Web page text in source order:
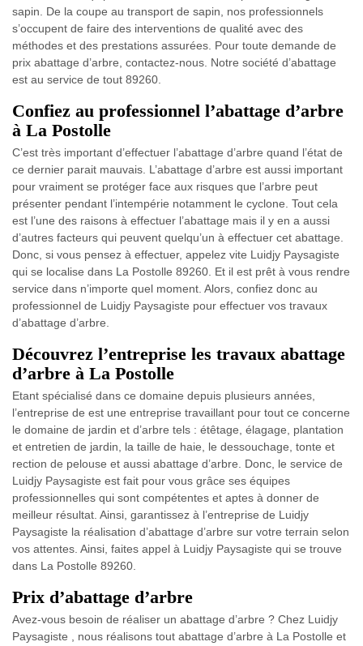
sapin. De la coupe au transport de sapin, nos professionnels
s’occupent de faire des interventions de qualité avec des
méthodes et des prestations assurées. Pour toute demande de
prix abattage d’arbre, contactez-nous. Notre société d’abattage
est au service de tout 89260.
Confiez au professionnel l’abattage d’arbre
à La Postolle
C’est très important d’effectuer l’abattage d’arbre quand l’état de
ce dernier parait mauvais. L’abattage d’arbre est aussi important
pour vraiment se protéger face aux risques que l’arbre peut
présenter pendant l’intempérie notamment le cyclone. Tout cela
est l’une des raisons à effectuer l’abattage mais il y en a aussi
d’autres facteurs qui peuvent quelqu’un à effectuer cet abattage.
Donc, si vous pensez à effectuer, appelez vite Luidjy Paysagiste
qui se localise dans La Postolle 89260. Et il est prêt à vous rendre
service dans n’importe quel moment. Alors, confiez donc au
professionnel de Luidjy Paysagiste pour effectuer vos travaux
d’abattage d’arbre.
Découvrez l’entreprise les travaux abattage
d’arbre à La Postolle
Etant spécialisé dans ce domaine depuis plusieurs années,
l’entreprise de est une entreprise travaillant pour tout ce concerne
le domaine de jardin et d’arbre tels : étêtage, élagage, plantation
et entretien de jardin, la taille de haie, le dessouchage, tonte et
rection de pelouse et aussi abattage d’arbre. Donc, le service de
Luidjy Paysagiste est fait pour vous grâce ses équipes
professionnelles qui sont compétentes et aptes à donner de
meilleur résultat. Ainsi, garantissez à l’entreprise de Luidjy
Paysagiste la réalisation d’abattage d’arbre sur votre terrain selon
vos attentes. Ainsi, faites appel à Luidjy Paysagiste qui se trouve
dans La Postolle 89260.
Prix d’abattage d’arbre
Avez-vous besoin de réaliser un abattage d’arbre ? Chez Luidjy
Paysagiste , nous réalisons tout abattage d’arbre à La Postolle et